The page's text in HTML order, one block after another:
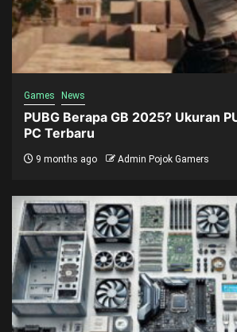
Games News
PUBG Berapa GB 2025? Ukuran
PC Terbaru
9 months ago Admin Pojok Gamers